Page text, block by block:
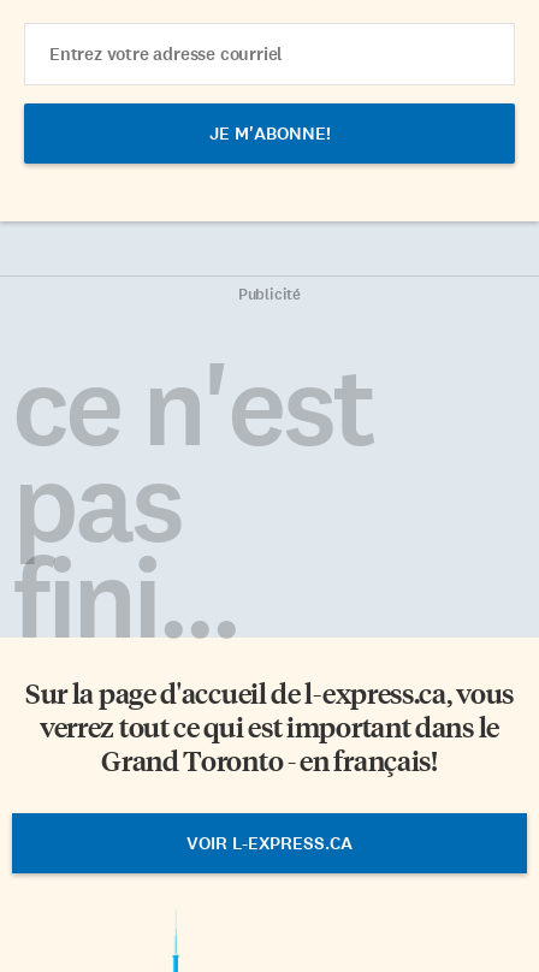
Address
Publicité
ce n'est
pas
fini...
Sur la page d'accueil del-express.ca, vous
verrez tout ce qui est important dans le
Grand Toronto - en français!
VOIR L-EXPRESS.CA